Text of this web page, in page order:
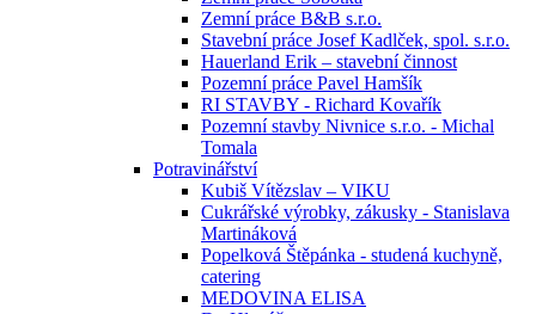
Zemní práce B&B s.r.o.
Stavební práce Josef Kadlček, spol. s.r.o.
Hauerland Erik – stavební činnost
Pozemní práce Pavel Hamšík
RI STAVBY - Richard Kovařík
Pozemní stavby Nivnice s.r.o. - Michal
Tomala
Potravinářství
Kubiš Vítězslav – VIKU
Cukrářské výrobky, zákusky - Stanislava
Martináková
Popelková Štěpánka - studená kuchyně,
catering
MEDOVINA ELISA